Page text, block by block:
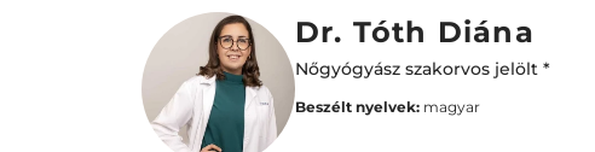
Dr. Tóth Diána
Nőgyógyász szakorvos jelölt *
Beszélt nyelvek: magyar